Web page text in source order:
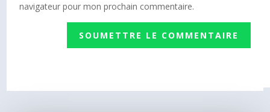
navigateur pour mon prochain commentaire.
SOUMETTRE LE COMMENTAIRE